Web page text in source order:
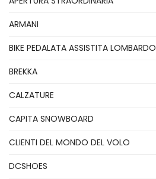
ARMANI
BIKE PEDALATA ASSISTITA LOMBARDO
BREKKA
CALZATURE
CAPITA SNOWBOARD
CLIENTI DEL MONDO DEL VOLO
DCSHOES